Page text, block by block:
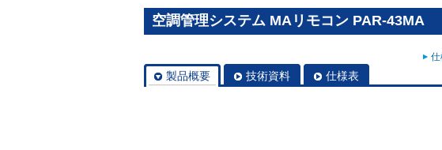
空調管理システム MAリモコン PAR-43MA
製品概要 技術資料 仕様表